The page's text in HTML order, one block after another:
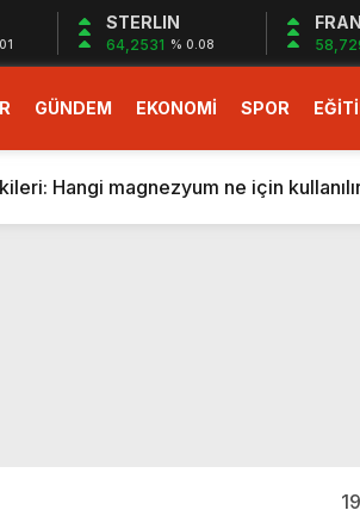
STERLIN
64,2531 % 0.08
GÜNDEM EKONOMİ SPOR
dev teklif
gelecek yeni özellikler belli oldu
Hangi magnezyum ne için
başlıyor
dev teklif